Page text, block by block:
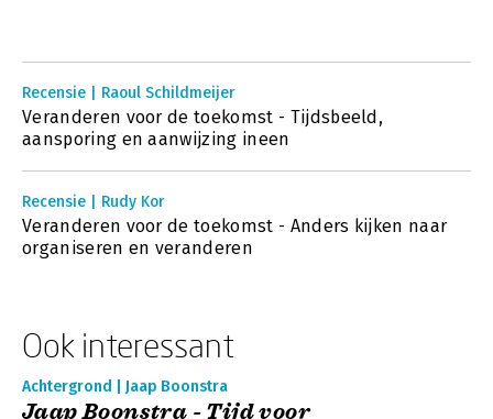
Recensie | Raoul Schildmeijer
Veranderen voor de toekomst - Tijdsbeeld,
aansporing en aanwijzing ineen
Recensie | Rudy Kor
Veranderen voor de toekomst - Anders kijken naar
organiseren en veranderen
Ook interessant
Achtergrond | Jaap Boonstra
Jaap Boonstra - Tijd voor